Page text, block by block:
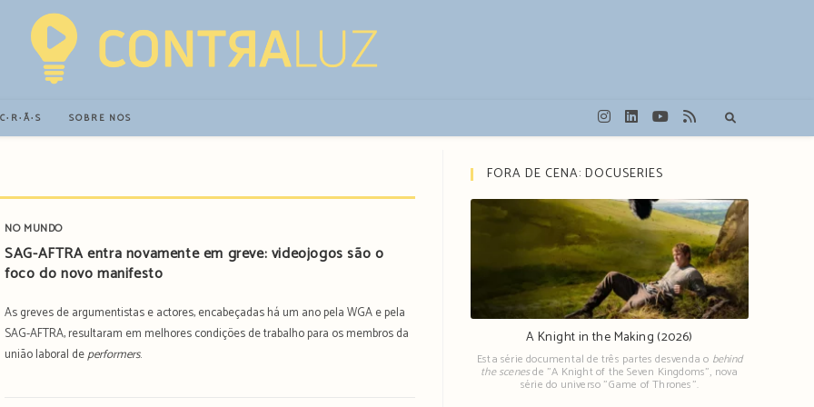
SOBRE NÓS
NO MUNDO
SAG-AFTRA entra novamente em greve: videojogos são o
foco do novo manifesto
As greves de argumentistas e actores, encabeçadas há um ano pela WGA e pela
SAG-AFTRA, resultaram em melhores condições de trabalho para os membros da
união laboral deperformers.
FORA DE CENA: DOCUSERIES
A Knight in the Making (2026)
Esta série documental de três partes desvenda o behind
the scenesde "A Knight of the Seven Kingdoms", nova
série do universo "Game of Thrones".